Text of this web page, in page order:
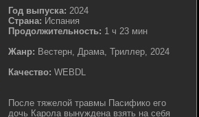
Год выпуска: 2024
Страна: Испания
Продолжительность: 1 ч 23 мин
Жанр: Вестерн, Драма, Триллер, 2024
Качество: WEBDL
После тяжелой травмы Пасифико его
дочь Карола вынуждена взять на себя